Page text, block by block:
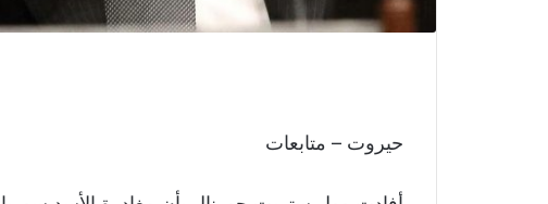
حيروت – متابعات